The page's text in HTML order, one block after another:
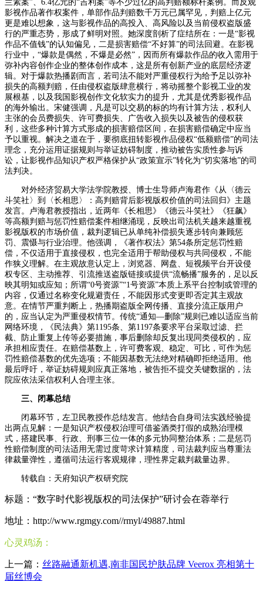
兰素案”、6.4亿元的“吉利案”等不少过亿的高判赔额标杆案例。而反观
影视作品著作权案件，单部作品判赔数千万元已属罕见，判赔上亿元
更是难以想象，这与影视作品的高投入、高风险以及当前侵权盗版盛
行的严重态势，形成了鲜明对照。她深度剖析了症结所在：一是“影视
作品不值钱”的认知偏见，二是损害赔偿“不好算”的司法回避。在影视
行业中，“爆款是偶然，不爆是必然”，因而所有爆款作品的收入需用于
弥补内容创作企业的整体创作成本，这是所有创新产业的底层经济逻
辑。对于爆款热播剧而言，若司法不能对严重侵权行为给予足以弥补
损失的高额判赔，任由侵权盗版肆意横行，将动摇整个影视工业的发
展根基，以及我国影视创作文化软实力的提升，尤其是优秀影视作品
的海外输出。宋健强调，凡是可以交易的标的均有计算方法，权利人
主张的会员费损失、许可费损失、广告收入损失以及被告的侵权获
利，这些多种计算方式形成的损害赔偿区间，在损害赔偿确定中应当
予以重视。解决之道在于，要彻底扭转影视作品侵权“低额赔偿”的司法
理念，充分运用证据规则与举证妨碍制度，推动被告实质性参与诉
讼，让影视作品知识产权严格保护从“政策宣示”转化为“切实落地”的司
法判决。
对外经济贸易大学法学院教授、博士生导师卢海君作《从〈德云
斗笑社〉到〈长相思〉：高判赔背后影视版权价值的司法回归》主题
发言。卢海君教授指出，近两年《长相思》《德云斗笑社》《狂飙》
等高额判赔与惩罚性赔偿案件相继涌现，反映出司法机关越来越重视
影视版权的市场价值，裁判逻辑已从单纯补偿损失逐步转向兼顾惩
罚、震慑与行业治理。他强调，《著作权法》第54条所定惩罚性赔
偿，不仅适用于直接侵权，也完全适用于帮助侵权与共同侵权，不能
作狭义理解。在主观故意认定上，浏览器、网盘、短视频平台开设侵
权专区、主动推荐、引流推送盗版链接或提供“流畅播”服务的，足以反
映其明知或应知；所谓“0号资源”“1号资源”本质上系平台控制或管理的
内容，仅通过名称变化规避责任，不能因形式变更即否定其主观故
意。在情节严重判断上，热播期盗版全网传播、直接分流正版用户
的，应当认定为严重侵权情节。传统“通知—删除”规则已难以适应当前
网络环境，《民法典》第1195条、第1197条要求平台采取过滤、拦
截、防止重复上传等必要措施，事后删除却反复出现同类侵权的，应
承担相应责任。在赔偿基数上，许可费客观、稳定、可比，可作为惩
罚性赔偿基数的优先选项；不能因基数无法绝对精确即拒绝适用。他
最后呼吁，举证妨碍规则应真正落地，被告拒不提交关键数据的，法
院应依法采信权利人合理主张。
三、闭幕总结
闭幕环节，左卫民教授作总结发言。他结合自身司法实践经验提
出两点见解：一是知识产权侵权治理可借鉴酒类打假的成熟治理模
式，搭建民事、行政、刑事三位一体的多元协同整治体系；二是惩罚
性赔偿制度的司法适用无需过度苛求计算精度，司法裁判应当尊重法
律裁量弹性，遵循司法运行客观规律，理性界定裁判裁量边界。
转载自：天府知识产权研究院
标题：“数字时代影视版权的司法保护”研讨会在蓉举行
地址：http://www.rgmgy.com//rmyl/49887.html
心灵鸡汤：
上一篇： 丝路融通新机遇,南非国民护肤品牌 Veerox 亮相第十
届丝博会